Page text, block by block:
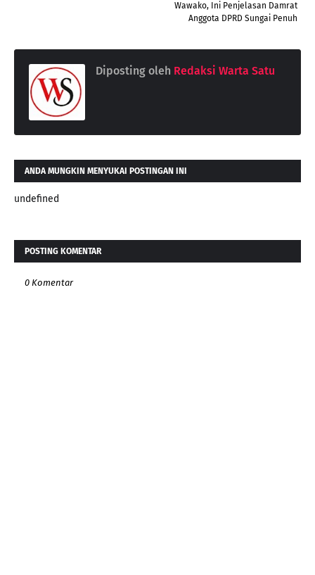
Wawako, Ini Penjelasan Damrat
Anggota DPRD Sungai Penuh
Diposting oleh Redaksi Warta Satu
ANDA MUNGKIN MENYUKAI POSTINGAN INI
undefined
POSTING KOMENTAR
0 Komentar